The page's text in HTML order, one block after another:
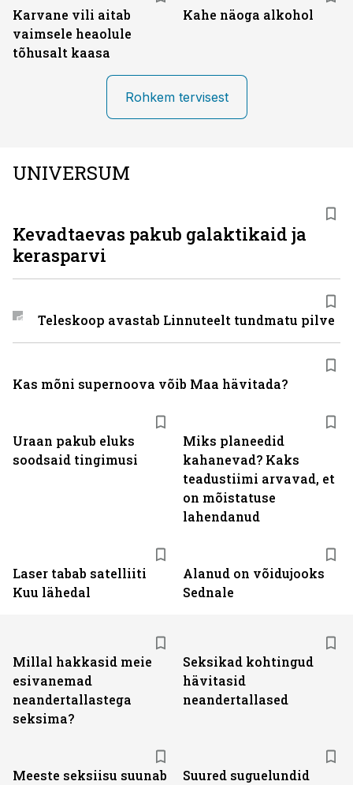
Karvane vili aitab
vaimsele heaolule
tõhusalt kaasa
Kahe näoga alkohol
Rohkem tervisest
UNIVERSUM
Uraan pakub eluks
soodsaid tingimusi
Miks planeedid
kahanevad? Kaks
teadustiimi arvavad, et
on mõistatuse
lahendanud
Laser tabab satelliiti
Kuu lähedal
Alanud on võidujooks
Sednale
Kevadtaevas pakub galaktikaid ja
kerasparvi
Teleskoop avastab Linnuteelt tundmatu pilve
Kas mõni supernoova võib Maa hävitada?
Millal hakkasid meie
esivanemad
neandertallastega
seksima?
Seksikad kohtingud
hävitasid
neandertallased
Meeste seksiisu suunab
Suured suguelundid